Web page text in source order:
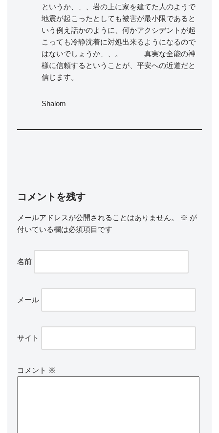
というか、、、岩の上に家を建てた人のようで
地震が起こったとしても被害が最小限であると
いう例え話かのように、何かアクシデントが起
こっても冷静沈着に対処出来るようになるので
はないでしょうか、、。 真実な全能の神
様に信頼するということが、平安への近道だと
信じます。
Shalom
コメントを残す
メールアドレスが公開されることはありません。 ※ が
付いている欄は必須項目です
名前
メール
サイト
コメント ※